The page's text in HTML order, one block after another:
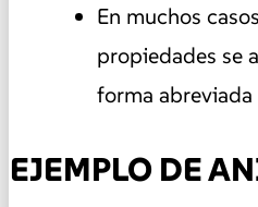
En muchos
propiedades se
forma
EJEMPLO DE